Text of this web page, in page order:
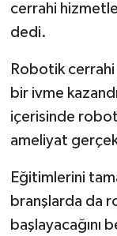
cerrahi
dedi.
Robotik cerrahi
bir ivme
içerisinde
ameliyat
Eğitimlerini
branşlarda da
başlayacağını